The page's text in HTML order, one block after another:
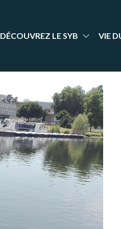
DÉCOUVREZ LE SYB VIE